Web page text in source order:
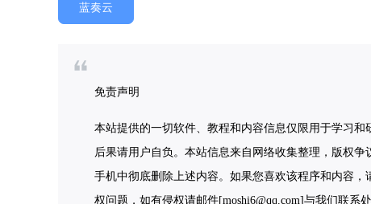
蓝奏云
免责声明
本站提供的一切软件、教程和内容信息仅限用于学习
后果请用户自负。本站信息来自网络收集整理，版权
手机中彻底删除上述内容。如果您喜欢该程序和内容
权问题，如有侵权请邮件[moshi6@qq.com]与我们联系